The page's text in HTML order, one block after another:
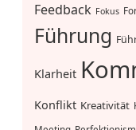
Feedback Fokus
Führung
Klarheit
Konflikt Kreativität